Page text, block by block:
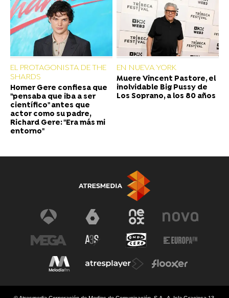
EL PROTAGONISTA DE THE
SHARDS
Homer Gere confiesa que
"pensaba que iba a ser
científico" antes que
actor como su padre,
Richard Gere: "Era más mi
entorno"
EN NUEVA YORK
Muere Vincent Pastore, el
inolvidable Big Pussy de
Los Soprano, a los 80 años